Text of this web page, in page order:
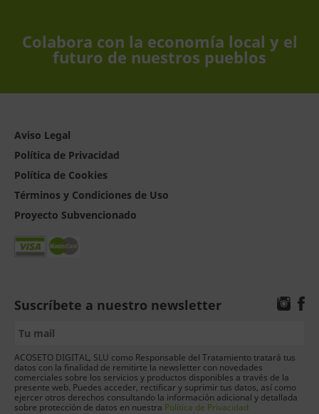
Colabora con la economía local y el
futuro de nuestros pueblos
Aviso Legal
Política de Privacidad
Política de Cookies
Términos y Condiciones de Uso
Proyecto Subvencionado
Suscríbete a nuestro newsletter
ACOSETO DIGITAL, SLU como Responsable del Tratamiento tratará tus
datos con la finalidad de remitirte la newsletter con novedades
comerciales sobre los servicios y productos disponibles a través de la
presente web. Puedes acceder, rectificar y suprimir tus datos, así como
ejercer otros derechos consultando la información adicional y detallada
sobre protección de datos en nuestra Política de Privacidad